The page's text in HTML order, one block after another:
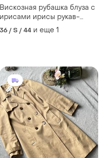
Вискозная рубашка блуза с
ирисами ирисы рукав-
шаровар от ipekyol с
баской 🌿 36eur/наш 40-
36 / S / 44 и еще 1